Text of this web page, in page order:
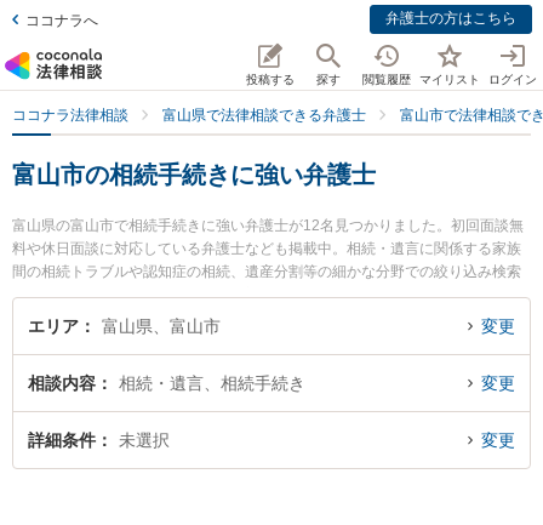
ココナラへ 弁護士の方はこちら
投稿する 探す 閲覧履歴 マイリスト ログイン
ココナラ法律相談 富山県で法律相談できる弁護士 富山市で法律相談で
富山市の相続手続きに強い弁護士
富山県の富山市で相続手続きに強い弁護士が12名見つかりました。初回面談無
料や休日面談に対応している弁護士なども掲載中。相続・遺言に関係する家族
間の相続トラブルや認知症の相続、遺産分割等の細かな分野での絞り込み検索
もでき便利です。特に法律事務所Z 富山オフィスの伊藤 建弁護士や脇法律事務
所の脇 徹弁護士、深水法律事務所の深水 信行弁護士のプロフィール情報や弁護
決の実績豊富な近くの弁護士を検索したい』『初回相談無料で相続手続きを法
律相談できる富山市内の弁護士に相談予約したい』などでお困りの相談者さん
におすすめです。
エリア 富山県、富山市 変更
相談内容 相続・遺言、相続手続き 変更
詳細条件 未選択 変更